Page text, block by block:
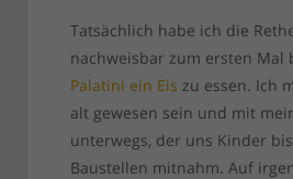
Tatsächlich habe ich die
nachweisbar zum ersten Mal
Palatini ein Eis zu essen. Ich
alt gewesen sein und mit
unterwegs, der uns Kinder
Baustellen mitnahm. Auf